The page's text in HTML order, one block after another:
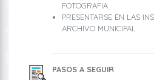
FOTOGRAFIA
PRESENTARSE EN LAS
ARCHIVO MUNICIPAL
PASOS A SEGUIR